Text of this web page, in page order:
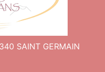
SAINT GERMAIN